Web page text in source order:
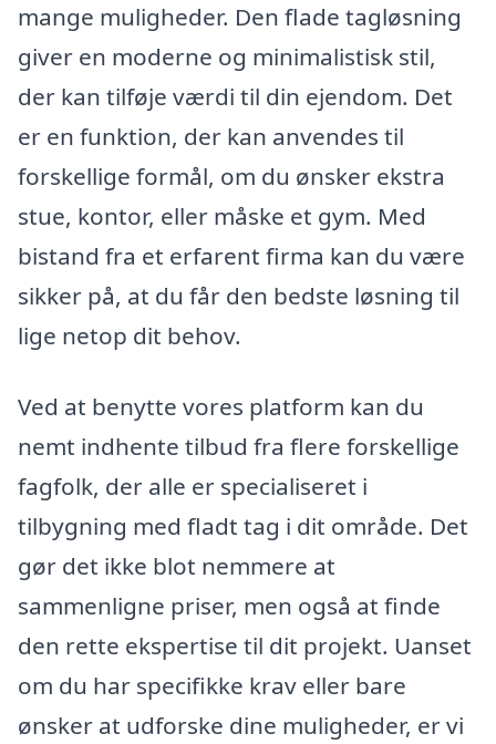
mange muligheder. Den flade tagløsning
giver en moderne og minimalistisk stil,
der kan tilføje værdi til din ejendom. Det
er en funktion, der kan anvendes til
forskellige formål, om du ønsker ekstra
stue, kontor, eller måske et gym. Med
bistand fra et erfarent firma kan du være
sikker på, at du får den bedste løsning til
lige netop dit behov.
Ved at benytte vores platform kan du
nemt indhente tilbud fra flere forskellige
fagfolk, der alle er specialiseret i
tilbygning med fladt tag i dit område. Det
gør det ikke blot nemmere at
sammenligne priser, men også at finde
den rette ekspertise til dit projekt. Uanset
om du har specifikke krav eller bare
ønsker at udforske dine muligheder, er vi